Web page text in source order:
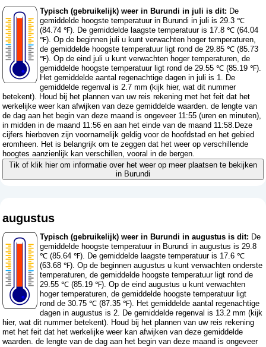
Typisch (gebruikelijk) weer in Burundi in juli is dit: De
gemiddelde hoogste temperatuur in Burundi in juli is 29.3 ℃
(84.74 ℉). De gemiddelde laagste temperatuur is 17.8 ℃ (64.04
℉). Op de beginnen juli u kunt verwachten hoger temperaturen,
de gemiddelde hoogste temperatuur ligt rond de 29.85 ℃ (85.73
℉). Op de eind juli u kunt verwachten hoger temperaturen, de
gemiddelde hoogste temperatuur ligt rond de 29.55 ℃ (85.19 ℉).
Het gemiddelde aantal regenachtige dagen in juli is 1. De
gemiddelde regenval is 2.7 mm (kijk hier, wat dit nummer
betekent). Houd bij het plannen van uw reis rekening met het feit dat het
werkelijke weer kan afwijken van deze gemiddelde waarden. de lengte van
de dag aan het begin van deze maand is ongeveer 11:55 (uren en minuten),
in midden in de maand 11:56 en aan het einde van de maand 11:58.Deze
cijfers hierboven zijn voornamelijk geldig voor de hoofdstad en het gebied
eromheen. Het is belangrijk om te zeggen dat het weer op verschillende
hoogtes aanzienlijk kan verschillen, vooral in de bergen.
Tik of klik hier om informatie over het weer op meer plaatsen te bekijken
in Burundi
augustus
Typisch (gebruikelijk) weer in Burundi in augustus is dit: De
gemiddelde hoogste temperatuur in Burundi in augustus is 29.8
℃ (85.64 ℉). De gemiddelde laagste temperatuur is 17.6 ℃
(63.68 ℉). Op de beginnen augustus u kunt verwachten onderste
temperaturen, de gemiddelde hoogste temperatuur ligt rond de
29.55 ℃ (85.19 ℉). Op de eind augustus u kunt verwachten
hoger temperaturen, de gemiddelde hoogste temperatuur ligt
rond de 30.75 ℃ (87.35 ℉). Het gemiddelde aantal regenachtige
dagen in augustus is 2. De gemiddelde regenval is 13.2 mm (kijk
hier, wat dit nummer betekent). Houd bij het plannen van uw reis rekening
met het feit dat het werkelijke weer kan afwijken van deze gemiddelde
waarden. de lengte van de dag aan het begin van deze maand is ongeveer